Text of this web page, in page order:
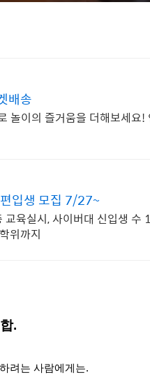
배송
놀이의 즐거움을 더해보세요
입생 모집 7/27~
육실시, 사이버대 신입생 수
위까지
.
려는 사람에게는.